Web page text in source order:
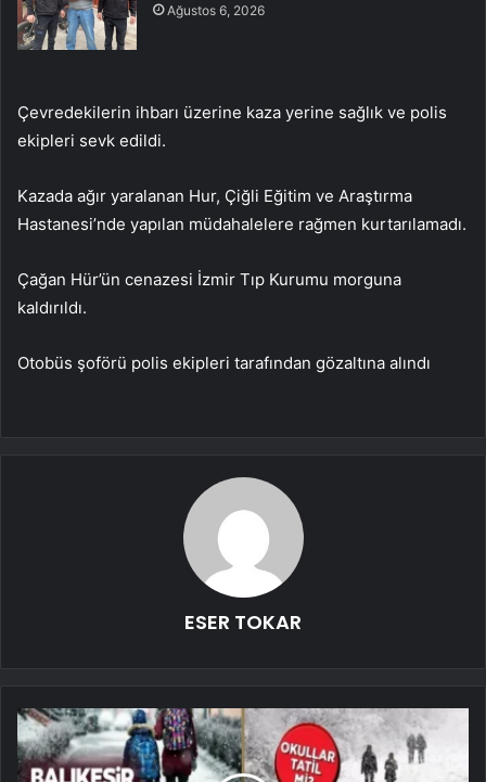
Ağustos 6, 2026
Çevredekilerin ihbarı üzerine kaza yerine sağlık ve polis
ekipleri sevk edildi.
Kazada ağır yaralanan Hur, Çiğli Eğitim ve Araştırma
Hastanesi’nde yapılan müdahalelere rağmen kurtarılamadı.
Çağan Hür’ün cenazesi İzmir Tıp Kurumu morguna
kaldırıldı.
Otobüs şoförü polis ekipleri tarafından gözaltına alındı
ESER TOKAR